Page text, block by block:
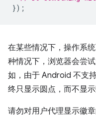
});
在某些情况下，操作系
种情况下，浏览器会尝
如，由于 Android 不支
终只显示圆点，而不显示
请勿对用户代理显示徽